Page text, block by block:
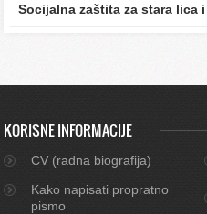
Socijalna zaštita za stara lica
KORISNE INFORMACIJE
CV (radna biografija)
Kako napisati propratno
pismo